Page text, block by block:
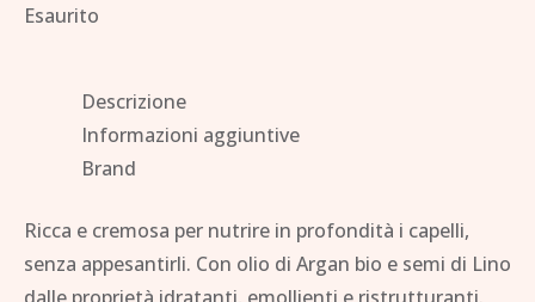
Esaurito
Descrizione
Informazioni aggiuntive
Brand
Ricca e cremosa per nutrire in profondità i capelli,
senza appesantirli. Con olio di Argan bio e semi di Lino